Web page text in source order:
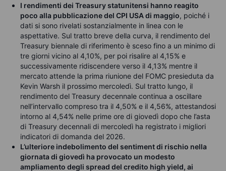
I rendimenti dei Treasury statunitensi hanno reagito
poco alla pubblicazione del CPI USA di maggio, poiché i
dati si sono rivelati sostanzialmente in linea con le
aspettative. Sul tratto breve della curva, il rendimento del
Treasury biennale di riferimento è sceso fino a un minimo di
tre giorni vicino al 4,10%, per poi risalire al 4,15% e
successivamente ridiscendere verso il 4,13% mentre il
mercato attende la prima riunione del FOMC presieduta da
Kevin Warsh il prossimo mercoledì. Sul tratto lungo, il
rendimento del Treasury decennale continua a oscillare
nell’intervallo compreso tra il 4,50% e il 4,56%, attestandosi
intorno al 4,54% nelle prime ore di giovedì dopo che l’asta
di Treasury decennali di mercoledì ha registrato i migliori
indicatori di domanda del 2026.
L’ulteriore indebolimento del sentiment di rischio nella
giornata di giovedì ha provocato un modesto
ampliamento degli spread del credito high yield, ai